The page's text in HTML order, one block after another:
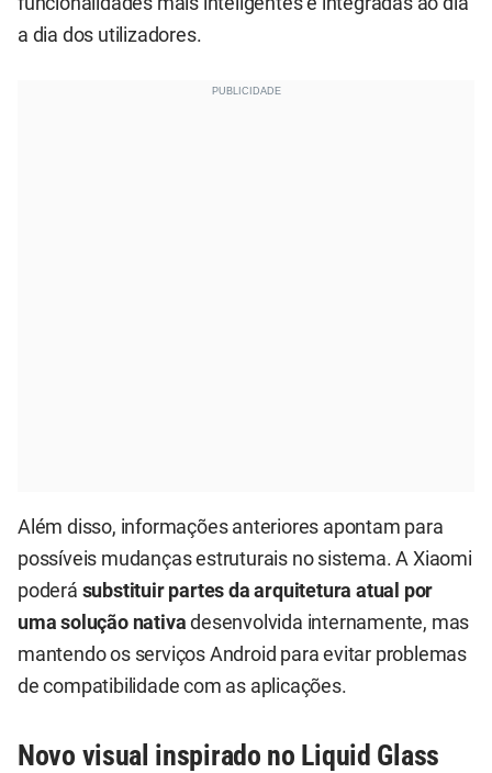
a dia dos utilizadores.
Além disso, informações anteriores apontam para
possíveis mudanças estruturais no sistema. A Xiaomi
poderá substituir partes da arquitetura atual por
uma solução nativa desenvolvida internamente, mas
mantendo os serviços Android para evitar problemas
de compatibilidade com as aplicações.
Novo visual inspirado no Liquid Glass